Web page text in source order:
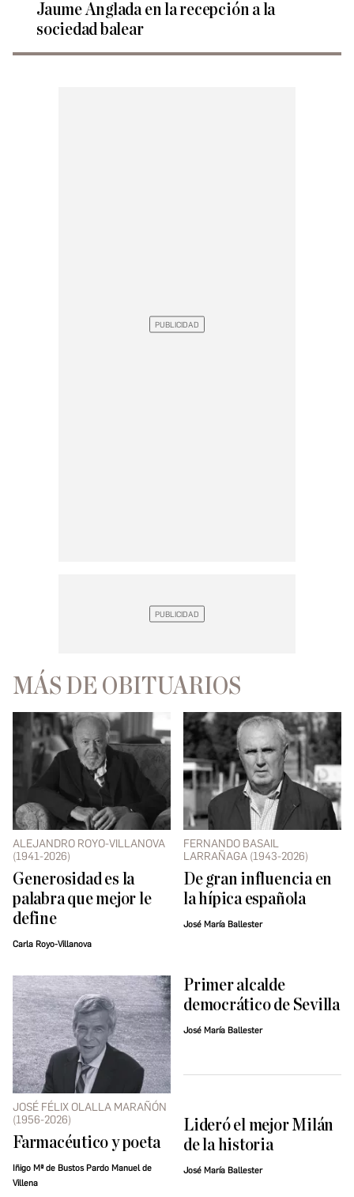
Jaume Anglada en la recepción a la
sociedad balear
MÁS DE OBITUARIOS
ALEJANDRO ROYO-VILLANOVA
(1941-2026)
Generosidad es la
palabra que mejor le
define
Carla Royo-Villanova
FERNANDO BASAIL
LARRAÑAGA (1943-2026)
De gran influencia en
la hípica española
José María Ballester
JOSÉ FÉLIX OLALLA MARAÑÓN
(1956-2026)
Farmacéutico y poeta
Iñigo Mª de Bustos Pardo Manuel de
Villena
Primer alcalde
democrático de Sevilla
José María Ballester
Lideró el mejor Milán
de la historia
José María Ballester